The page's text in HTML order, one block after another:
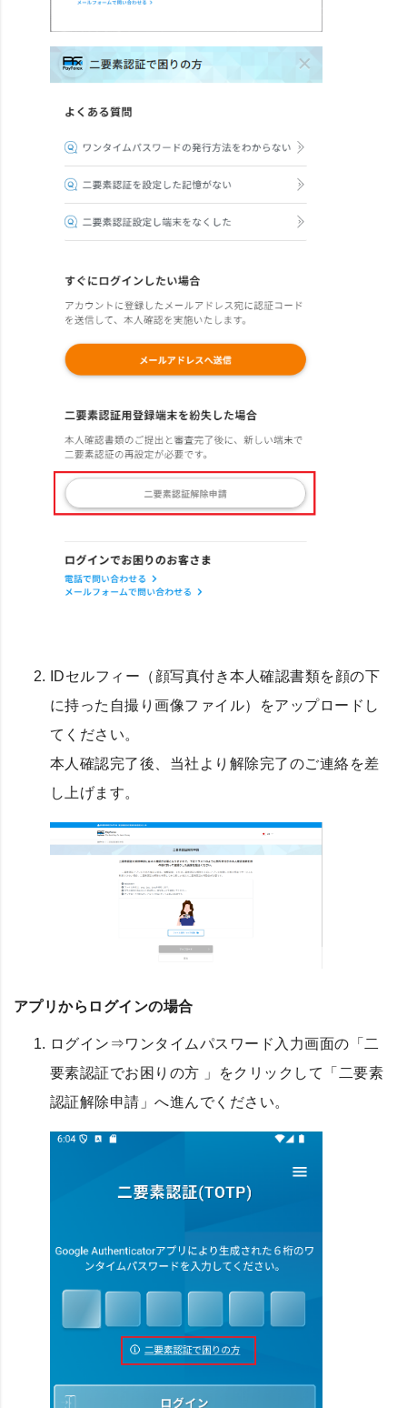
IDセルフィー（顔写真付き本人確認書類を顔の下
に持った自撮り画像ファイル）をアップロードし
てください。
本人確認完了後、当社より解除完了のご連絡を差
し上げます。
アプリからログインの場合
ログイン⇒ワンタイムパスワード入力画面の「二
要素認証でお困りの方 」をクリックして「二要素
認証解除申請」へ進んでください。